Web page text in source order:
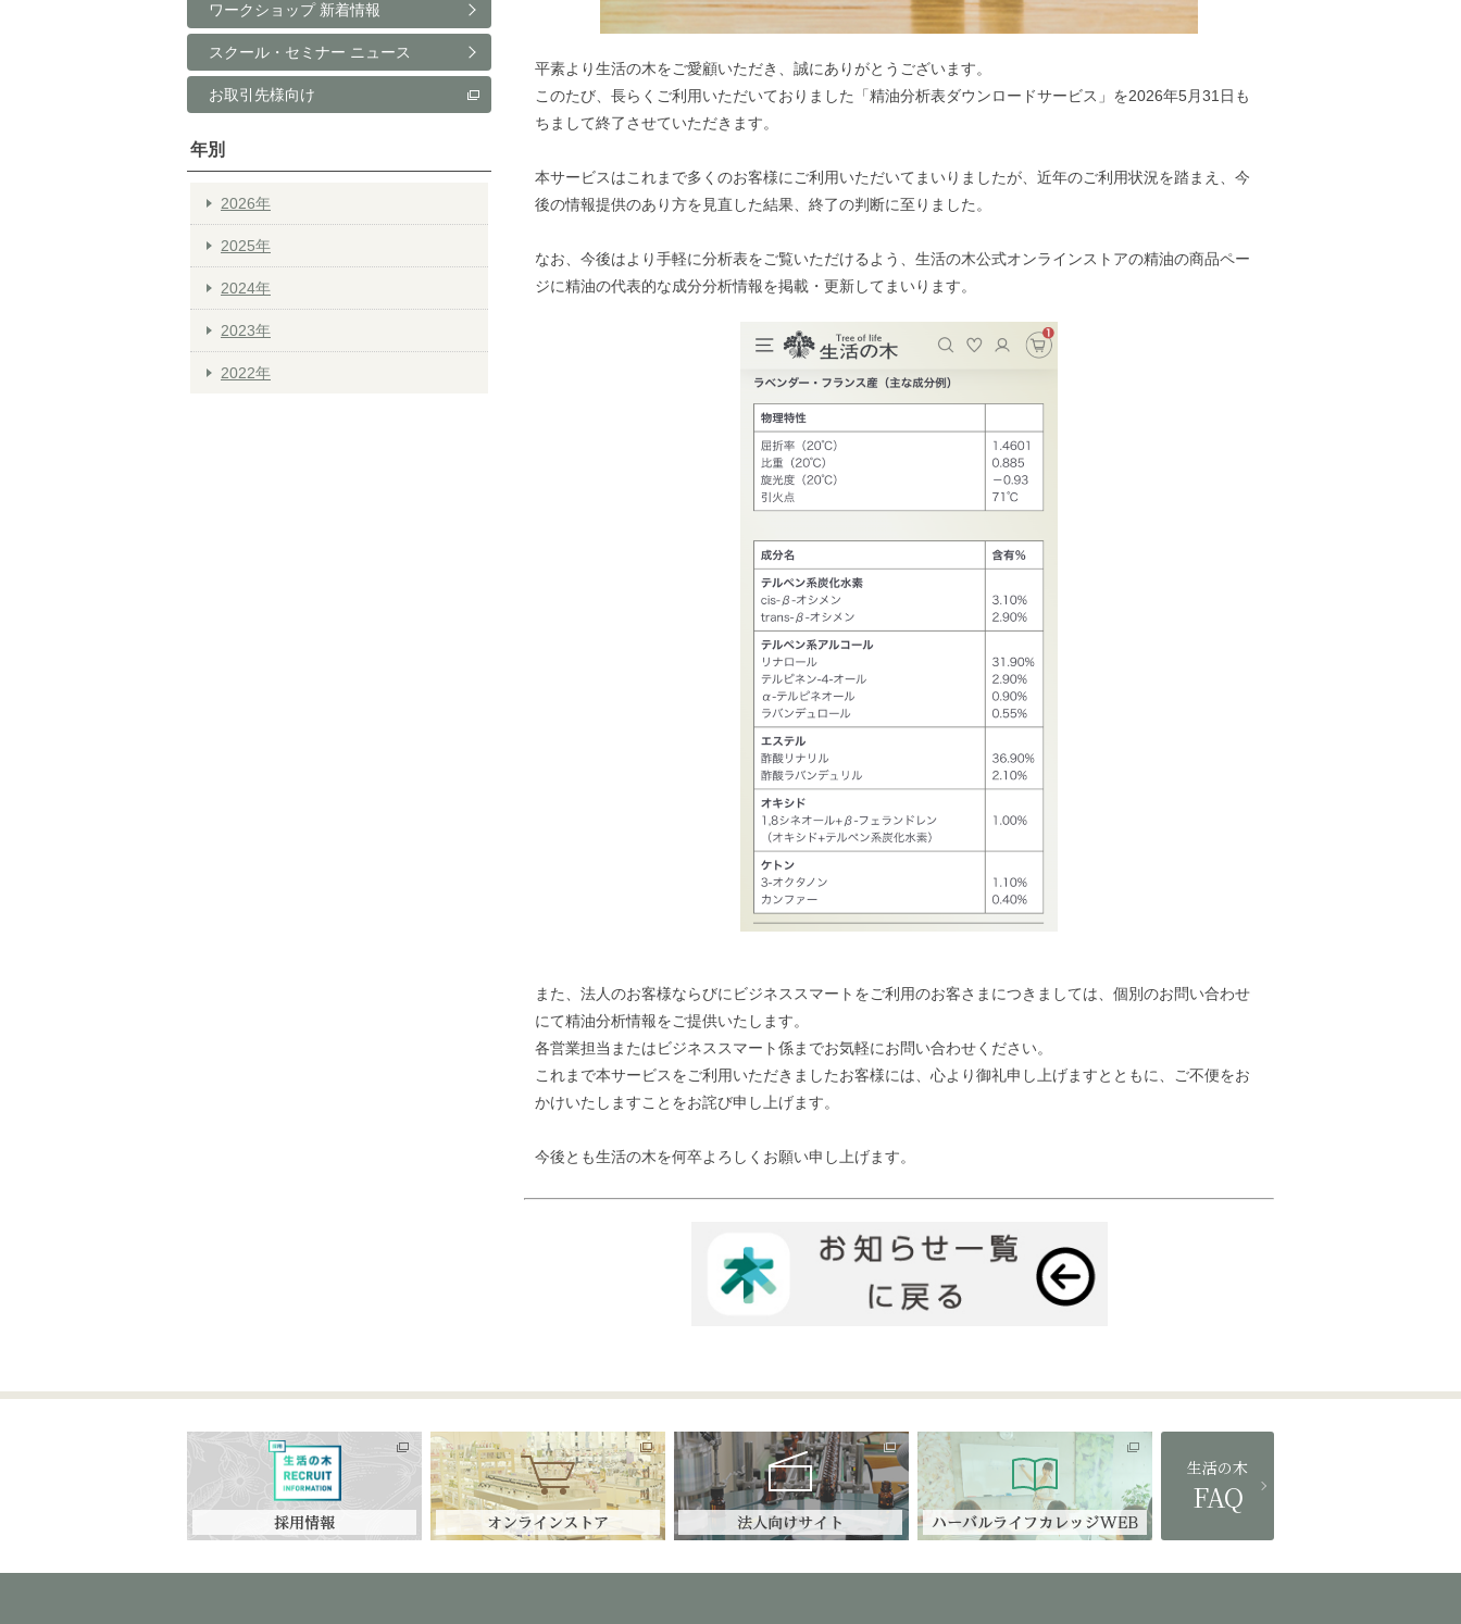
平素より生活の木をご愛顧いただき、誠にありがとうございます。
このたび、長らくご利用いただいておりました「精油分析表ダウンロードサービス」を2026年5月31日も
ちまして終了させていただきます。
本サービスはこれまで多くのお客様にご利用いただいてまいりましたが、近年のご利用状況を踏まえ、今
後の情報提供のあり方を見直した結果、終了の判断に至りました。
なお、今後はより手軽に分析表をご覧いただけるよう、生活の木公式オンラインストアの精油の商品ペー
ジに精油の代表的な成分分析情報を掲載・更新してまいります。
また、法人のお客様ならびにビジネススマートをご利用のお客さまにつきましては、個別のお問い合わせ
にて精油分析情報をご提供いたします。
各営業担当またはビジネススマート係までお気軽にお問い合わせください。
これまで本サービスをご利用いただきましたお客様には、心より御礼申し上げますとともに、ご不便をお
かけいたしますことをお詫び申し上げます。
今後とも生活の木を何卒よろしくお願い申し上げます。
ワークショップ 新着情報
スクール・セミナー ニュース
お取引先様向け
年別
2026年
2025年
2024年
2023年
2022年
生活の木
FAQ